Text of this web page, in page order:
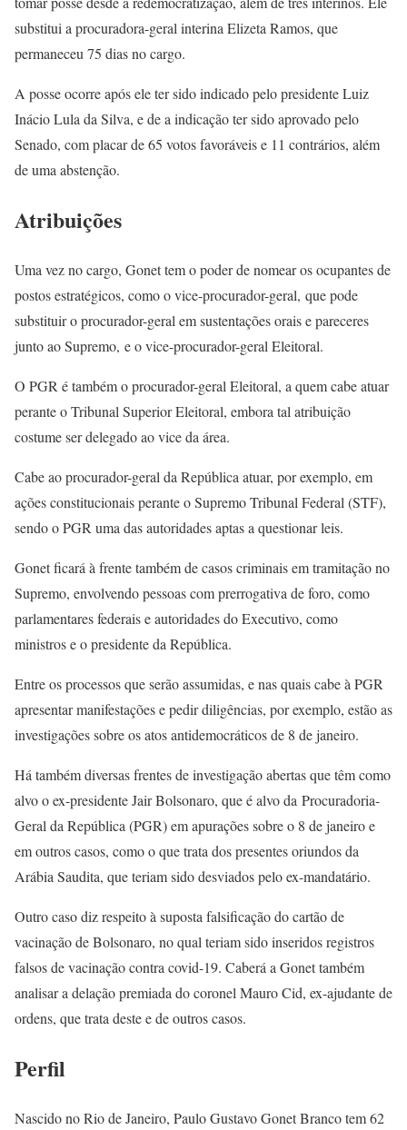
substitui a procuradora-geral interina Elizeta Ramos, que
permaneceu 75 dias no cargo.
A posse ocorre após ele ter sido indicado pelo presidente Luiz
Inácio Lula da Silva, e de a indicação ter sido aprovado pelo
Senado, com placar de 65 votos favoráveis e 11 contrários, além
de uma abstenção.
Atribuições
Uma vez no cargo, Gonet tem o poder de nomear os ocupantes de
postos estratégicos, como o vice-procurador-geral, que pode
substituir o procurador-geral em sustentações orais e pareceres
junto ao Supremo, e o vice-procurador-geral Eleitoral.
O PGR é também o procurador-geral Eleitoral, a quem cabe atuar
perante o Tribunal Superior Eleitoral, embora tal atribuição
costume ser delegado ao vice da área.
Cabe ao procurador-geral da República atuar, por exemplo, em
ações constitucionais perante o Supremo Tribunal Federal (STF),
sendo o PGR uma das autoridades aptas a questionar leis.
Gonet ficará à frente também de casos criminais em tramitação no
Supremo, envolvendo pessoas com prerrogativa de foro, como
parlamentares federais e autoridades do Executivo, como
ministros e o presidente da República.
Entre os processos que serão assumidas, e nas quais cabe à PGR
apresentar manifestações e pedir diligências, por exemplo, estão as
investigações sobre os atos antidemocráticos de 8 de janeiro.
Há também diversas frentes de investigação abertas que têm como
alvo o ex-presidente Jair Bolsonaro, que é alvo da Procuradoria-
Geral da República (PGR) em apurações sobre o 8 de janeiro e
em outros casos, como o que trata dos presentes oriundos da
Arábia Saudita, que teriam sido desviados pelo ex-mandatário.
Outro caso diz respeito à suposta falsificação do cartão de
vacinação de Bolsonaro, no qual teriam sido inseridos registros
falsos de vacinação contra covid-19. Caberá a Gonet também
analisar a delação premiada do coronel Mauro Cid, ex-ajudante de
ordens, que trata deste e de outros casos.
Perfil
Nascido no Rio de Janeiro, Paulo Gustavo Gonet Branco tem 62